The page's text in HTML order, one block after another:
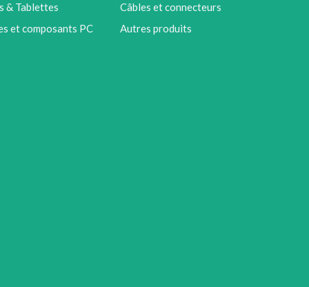
& Tablettes
et composants PC
Câbles et connecteurs
Autres produits